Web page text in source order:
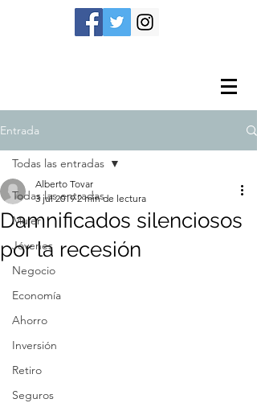
Entrada
Todas las entradas
Mujer
Jóvenes
Negocio
Economía
Ahorro
Inversión
Retiro
Seguros
Todas las entradas
Damnificados silenciosos
por la recesión
Alberto Tovar
3 jul 2019 2 min de lectura